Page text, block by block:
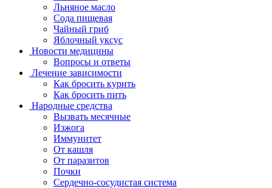
Льняное масло
Сода пищевая
Чайный гриб
Яблочный уксус
Новости медицины
Вопросы и ответы
Лечение зависимости
Как бросить курить
Как бросить пить
Народные средства
Вызвать месячные
Изжога
Иммунитет
От кашля
От паразитов
Почки
Сердечно-сосудистая система